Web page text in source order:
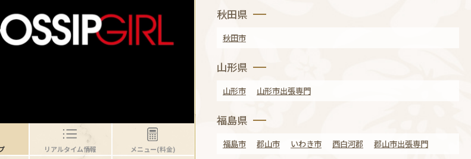
秋田県
秋田市
山形県
山形市 山形市出張専門
福島県
福島市 郡山市 いわき市 西白河郡 郡山市出張専門
リアルタイム情報 メニュー(料金)